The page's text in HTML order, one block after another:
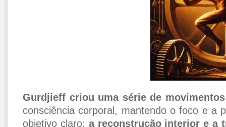
Gurdjieff criou uma série de
consciência corporal, mantendo o foco e a
objetivo claro: a reconstrução interior e a